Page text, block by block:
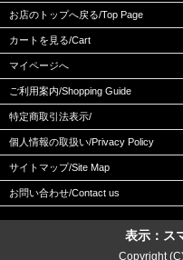
※入荷時期により、細部の仕様やネ
※新品ですが、製作工程時の若干の
ジの位置が若干中央よりズレている
お店のトップへ戻る/Top Page
カートを見る/Cart
マイページへ
ご利用案内/Shopping Guide
特定商取引法表示/
個人情報の取扱い/Privacy Policy
サイトマップ/Site Map
お問い合わせ/Contact us
表示：ス
Copyright